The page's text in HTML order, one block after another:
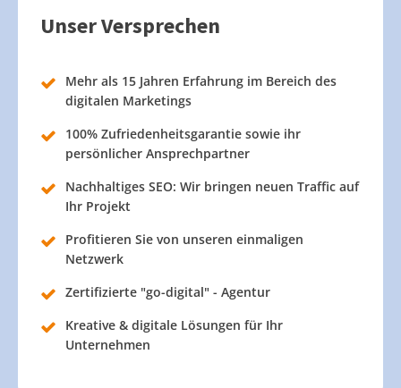
Unser Versprechen
Mehr als 15 Jahren Erfahrung im Bereich des
digitalen Marketings
100% Zufriedenheitsgarantie sowie ihr
persönlicher Ansprechpartner
Nachhaltiges SEO: Wir bringen neuen Traffic auf
Ihr Projekt
Profitieren Sie von unseren einmaligen
Netzwerk
Zertifizierte "go-digital" - Agentur
Kreative & digitale Lösungen für Ihr
Unternehmen